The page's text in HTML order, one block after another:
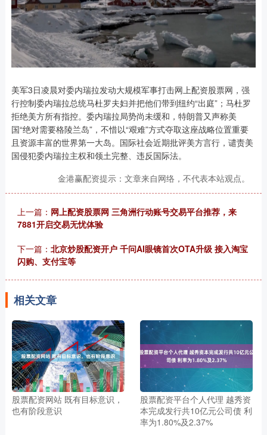
美军3日凌晨对委内瑞拉发动大规模军事打击网上配资股票网，强
行控制委内瑞拉总统马杜罗夫妇并把他们带到纽约“出庭”；马杜罗
拒绝美方所有指控。委内瑞拉局势尚未缓和，特朗普又声称美
国“绝对需要格陵兰岛”，不惜以“艰难”方式夺取这座战略位置重要
且资源丰富的世界第一大岛。国际社会近期批评美方言行，谴责美
国侵犯委内瑞拉主权和领土完整、违反国际法。
金港赢配资提示：文章来自网络，不代表本站观点。
上一篇： 网上配资股票网 三角洲行动账号交易平台推荐，来
7881开启交易无忧体验
下一篇： 北京炒股配资开户 千问AI眼镜首次OTA升级 接入淘宝
闪购、支付宝等
相关文章
股票配资网站 既有目标意识，
也有阶段意识
股票配资平台个人代理 越秀资
本完成发行共10亿元公司债 利
率为1.80%及2.37%